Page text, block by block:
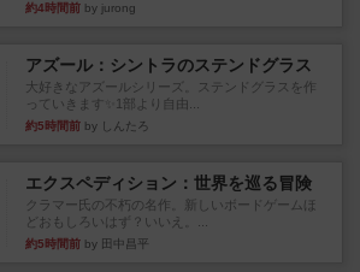
約4時間前 by jurong
アズール：シントラのステンドグラス
大好きなアズールシリーズ。ステンドグラスを作
っていきます✨1部より自由...
約5時間前 by しんたろ
エクスペディション：世界を巡る冒険
クラマー氏の不朽の名作。新しいボードゲームほ
どおもしろいはず？いいえ。...
約5時間前 by 田中昌平